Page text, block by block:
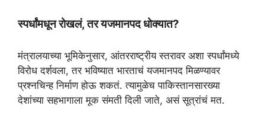
स्पर्धांमधून रोखलं, तर यजमानपद धोक्यात?
मंत्रालयाच्या भूमिकेनुसार, आंतरराष्ट्रीय स्तरावर अशा स्पर्धांमध्ये
विरोध दर्शवला, तर भविष्यात भारताचं यजमानपद मिळण्यावर
प्रश्नचिन्ह निर्माण होऊ शकतं. त्यामुळेच पाकिस्तानसारख्या
देशांच्या सहभागाला मूक संमती दिली जाते, असं सूत्रांचं मत.